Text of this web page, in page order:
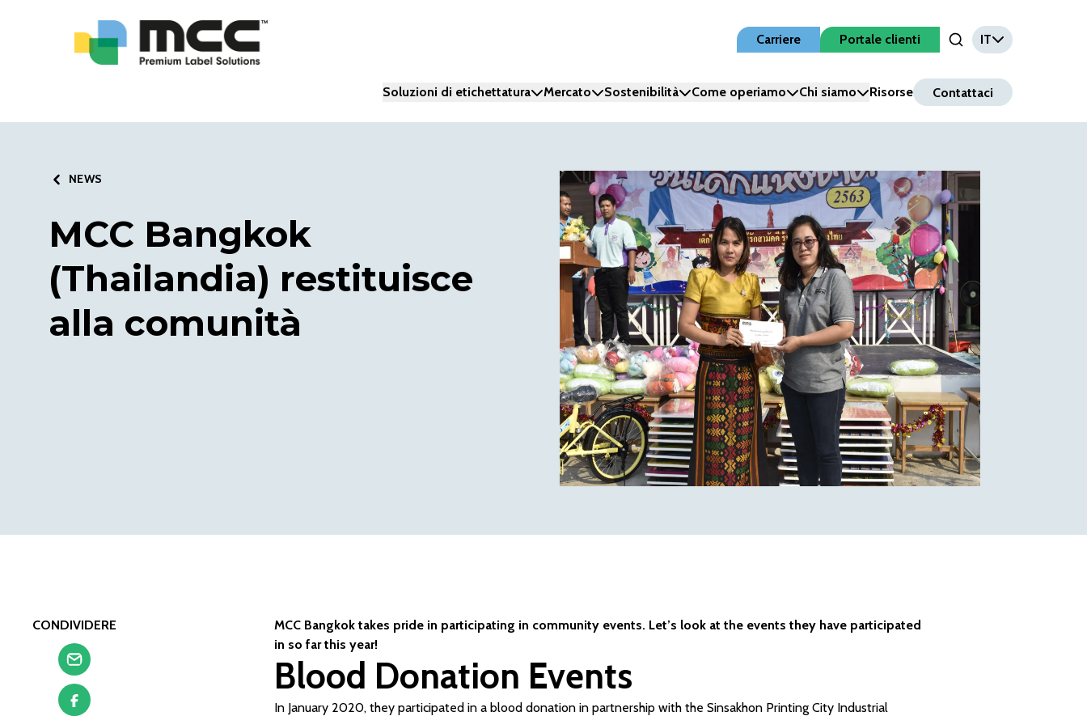
Carriere
Portale clienti
Open Search Input
IT
Soluzioni di etichettatura Mercato Sostenibilità Come operiamo Chi siamo Risorse Contattaci
NEWS
MCC Bangkok
(Thailandia) restituisce
alla comunità
CONDIVIDERE
MCC Bangkok takes pride in participating in community events. Let’s look at the events they have participated
in so far this year!
Blood Donation Events
In January 2020, they participated in a blood donation in partnership with the Sinsakhon Printing City Industrial